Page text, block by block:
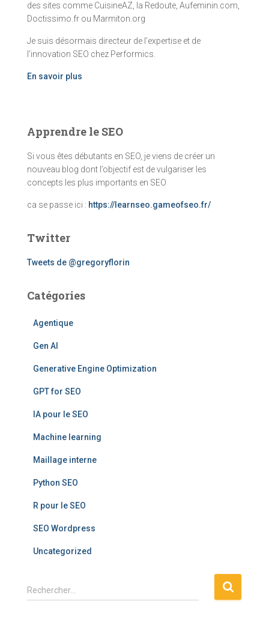
des sites comme CuisineAZ, la Redoute, Aufeminin.com,
Doctissimo.fr ou Marmiton.org
Je suis désormais directeur de l’expertise et de
l’innovation SEO chez Performics.
En savoir plus
Apprendre le SEO
Si vous êtes débutants en SEO, je viens de créer un
nouveau blog dont l’objectif est de vulgariser les
concepts les plus importants en SEO
ca se passe ici : https://learnseo.gameofseo.fr/
Twitter
Tweets de @gregoryflorin
Catégories
Agentique
Gen AI
Generative Engine Optimization
GPT for SEO
IA pour le SEO
Machine learning
Maillage interne
Python SEO
R pour le SEO
SEO Wordpress
Uncategorized
R
e
Rechercher…